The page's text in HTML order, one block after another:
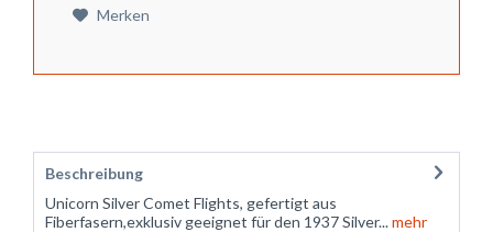
Merken
Beschreibung
Unicorn Silver Comet Flights, gefertigt aus
Fiberfasern,exklusiv geeignet für den 1937 Silver...mehr